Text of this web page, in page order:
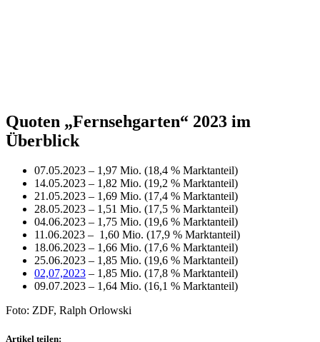
Quoten „Fernsehgarten“ 2023 im
Überblick
07.05.2023 – 1,97 Mio. (18,4 % Marktanteil)
14.05.2023 – 1,82 Mio. (19,2 % Marktanteil)
21.05.2023 – 1,69 Mio. (17,4 % Marktanteil)
28.05.2023 – 1,51 Mio. (17,5 % Marktanteil)
04.06.2023 – 1,75 Mio. (19,6 % Marktanteil)
11.06.2023 – 1,60 Mio. (17,9 % Marktanteil)
18.06.2023 – 1,66 Mio. (17,6 % Marktanteil)
25.06.2023 – 1,85 Mio. (19,6 % Marktanteil)
02,07,2023 – 1,85 Mio. (17,8 % Marktanteil)
09.07.2023 – 1,64 Mio. (16,1 % Marktanteil)
Foto: ZDF, Ralph Orlowski
Artikel teilen: